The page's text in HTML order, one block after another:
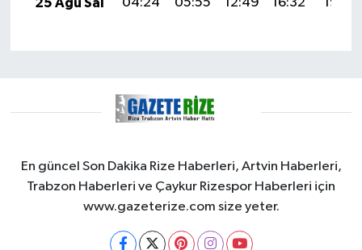
25 Ağu Sal
04:24 05:55 12:49 16:32 19:32
En güncel Son Dakika Rize Haberleri, Artvin Haberleri,
Trabzon Haberleri ve Çaykur Rizespor Haberleri için
www.gazeterize.com size yeter.